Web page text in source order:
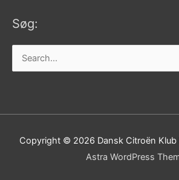
Søg:
Søg
efter:
Copyright © 2026 Dansk Citroën Klub
Astra WordPress